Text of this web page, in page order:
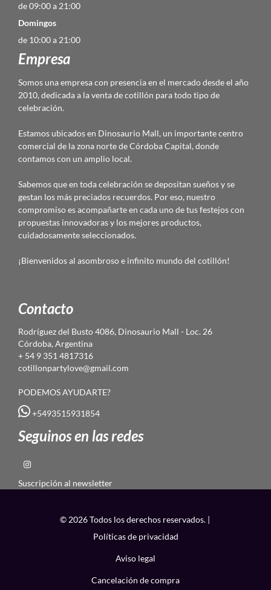
de 09:00 a 21:00
Domingos
de 10:00 a 21:00
Empresa
Somos una empresa con presencia en el mercado desde el año
2010, dedicada a la venta de cotillón para todo tipo de
celebración.
Estamos ubicados en Dinosaurio Mall, un importante centro
comercial de la zona norte de Córdoba Capital, donde
contamos con un amplio local.
Sabemos que en toda celebración se depositan sueños y se
gestan los más preciados recuerdos. Por eso, nuestro
compromiso es acompañarte en cada uno de tus festejos con
propuestas innovadoras y los mejores productos,
cuidadosamente seleccionados.
¡Bienvenidos al asombroso e infinito mundo del cotillón!
Contacto
Rodríguez del Busto 4086, Dinosaurio Mall - Loc. 26
Córdoba, Argentina
+ 54 9 351 4817316
cotillonpartylove@gmail.com
PODEMOS AYUDARTE?
+5493515931854
Seguinos en las redes
Suscripción al newsletter
© 2026 Todos los derechos reservados. |
Políticas de privacidad
Aviso legal
Cancelación de compra